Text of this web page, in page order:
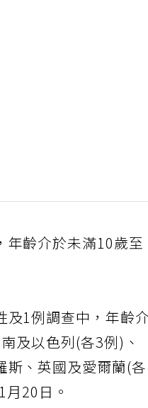
年齡介於未滿10歲至
1例調查中，年齡介
及以色列(各3例)、
、英國及愛爾蘭(各
20日。